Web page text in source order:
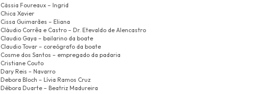
Cássia Foureaux – Ingrid
Chica Xavier
Cissa Guimarães – Eliana
Cláudio Corrêa e Castro – Dr. Etevaldo de Alencastro
Claudio Gaya – bailarino da boate
Claudio Tovar – coreógrafo da boate
Cosme dos Santos – empregado da padaria
Cristiane Couto
Dary Reis – Navarro
Debora Bloch – Lívia Ramos Cruz
Débora Duarte – Beatriz Madureira